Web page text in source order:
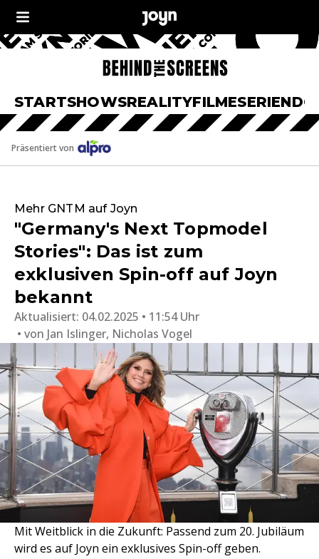
STARTSHOWSREALITYFILMESERIEN
Präsentiert von
Mehr GNTM auf Joyn
"Germany's Next Topmodel
Stories": Das ist zum
exklusiven Spin-off auf Joyn
bekannt
Aktualisiert: 04.02.2025 • 11:54 Uhr
von Jan Islinger, Nicholas Vogel
Mit Weitblick in die Zukunft: Passend zum 20. Jubiläum
wird es auf Joyn ein exklusives Spin-off geben.